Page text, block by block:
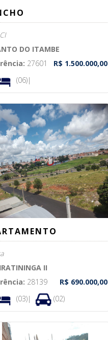
DO ITAMBE
27601
R$ 1.500.000,00
(06)|
II
28139
R$ 690.000,00
(03)| (02)